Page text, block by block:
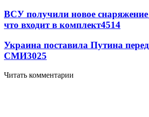
ВСУ получили новое снаряжение
что входит в комплект4514
Украина поставила Путина
СМИ3025
Читать комментарии